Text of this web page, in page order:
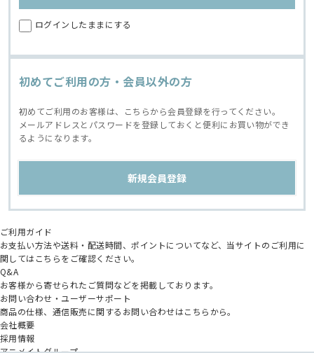
ログインしたままにする
初めてご利用の方・会員以外の方
初めてご利用のお客様は、こちらから会員登録を行ってください。
メールアドレスとパスワードを登録しておくと便利にお買い物ができ
るようになります。
ご利用ガイド
お支払い方法や送料・配送時間、ポイントについてなど、当サイトのご利用に
関してはこちらをご確認ください。
Q&A
お客様から寄せられたご質問などを掲載しております。
お問い合わせ・ユーザーサポート
商品の仕様、通信販売に関するお問い合わせはこちらから。
会社概要
採用情報